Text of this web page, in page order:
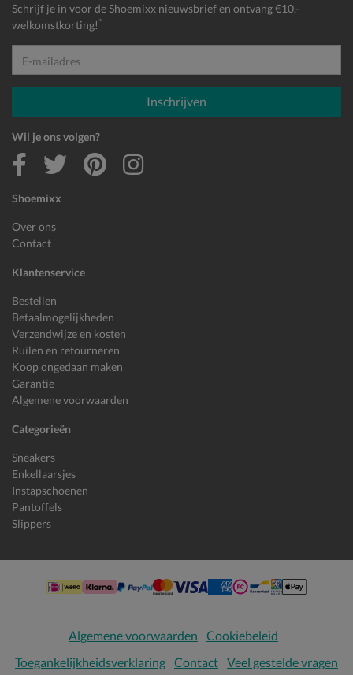
Shoemixx
Over ons
Contact
Klantenservice
Bestellen
Betaalmogelijkheden
Verzendwijze en kosten
Ruilen en retourneren
Koop ongedaan maken
Garantie
Algemene voorwaarden
Categorieën
Sneakers
Enkellaarsjes
Instapschoenen
Pantoffels
Slippers
Schrijf je in voor de Shoemixx nieuwsbrief en ontvang €10,-
welkomstkorting! *
E-mailadres
Inschrijven
Wil je ons volgen?
Algemene voorwaarden
Cookiebeleid
Toegankelijkheidsverklaring Contact Veel gestelde vragen